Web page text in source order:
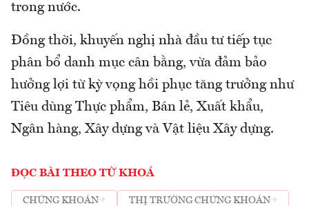
trong nước.
Đồng thời, khuyến nghị nhà đầu tư tiếp tục
phân bổ danh mục cân bằng, vừa đảm bảo
hưởng lợi từ kỳ vọng hồi phục tăng trưởng như
Tiêu dùng Thực phẩm, Bán lẻ, Xuất khẩu,
Ngân hàng, Xây dựng và Vật liệu Xây dựng.
ĐỌC BÀI THEO TỪ KHOÁ
CHỨNG KHOÁN
THỊ TRƯỜNG CHỨNG KHOÁN